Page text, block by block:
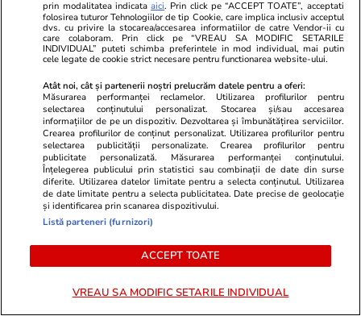
Exclusiv
Știri România 12:48
Cea mai mare tabără pentru
elevi este organizată de
Universitatea din București, la
un preț foarte accesibil
Știri România 12:18
Nava cu GPL, lovită în Marea
Neagră, încă arde la mai bine
de 24 de ore de la incident.
Oana Țoiu: „Ne așteptăm ca
Rusia să continue această
amenințare generală”
prin modalitatea indicataaici. Prin click pe “ACCEPT TOATE”, acceptati
folosirea tuturor Tehnologiilor de tip Cookie, care implica inclusiv acceptul
dvs. cu privire la stocarea/accesarea informatiilor de catre Vendor-ii cu
care colaboram. Prin click pe “VREAU SA MODIFIC SETARILE
INDIVIDUAL” puteti schimba preferintele in mod individual, mai putin
cele legate de cookie strict necesare pentru functionarea website-ului.
Atât noi, cât și partenerii noștri prelucrăm datele pentru a oferi:
Măsurarea performanței reclamelor. Utilizarea profilurilor pentru
selectarea conținutului personalizat. Stocarea și/sau accesarea
informațiilor de pe un dispozitiv. Dezvoltarea și îmbunătățirea serviciilor.
Crearea profilurilor de conținut personalizat. Utilizarea profilurilor pentru
selectarea publicității personalizate. Crearea profilurilor pentru
publicitate personalizată. Măsurarea performanței conținutului.
Înțelegerea publicului prin statistici sau combinații de date din surse
diferite. Utilizarea datelor limitate pentru a selecta conținutul. Utilizarea
de date limitate pentru a selecta publicitatea. Date precise de geolocație
și identificarea prin scanarea dispozitivului.
Listă parteneri (furnizori)
ACCEPT TOATE
VREAU SA MODIFIC SETARILE INDIVIDUAL